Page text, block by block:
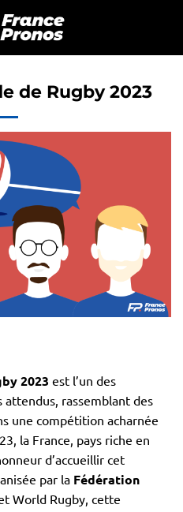
de Rugby 2023
2023 est l’un des
rassemblant des
une compétition acharnée
la France, pays riche en
d’accueillir cet
par la Fédération
World Rugby, cette